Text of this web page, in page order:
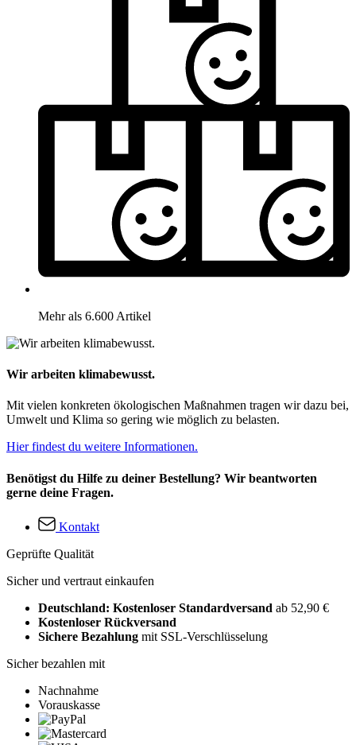
Mehr als 6.600 Artikel
Wir arbeiten klimabewusst.
Mit vielen konkreten ökologischen Maßnahmen tragen wir dazu bei,
Umwelt und Klima so gering wie möglich zu belasten.
Hier findest du weitere Informationen.
Benötigst du Hilfe zu deiner Bestellung? Wir beantworten
gerne deine Fragen.
Kontakt
Geprüfte Qualität
Sicher und vertraut einkaufen
Deutschland: Kostenloser Standardversand ab 52,90 €
Kostenloser Rückversand
Sichere Bezahlung mit SSL-Verschlüsselung
Sicher bezahlen mit
Nachnahme
Vorauskasse